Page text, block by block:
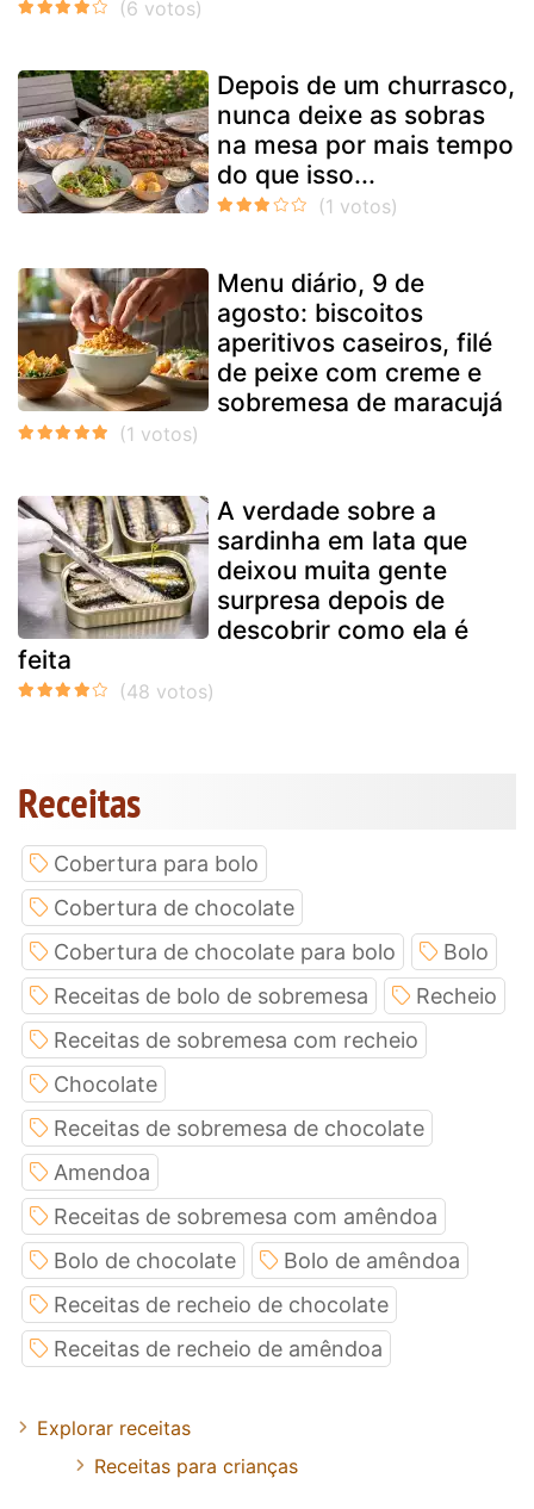
Depois de um churrasco,
nunca deixe as sobras
na mesa por mais tempo
do que isso...
Menu diário, 9 de
agosto: biscoitos
aperitivos caseiros, filé
de peixe com creme e
sobremesa de maracujá
A verdade sobre a
sardinha em lata que
deixou muita gente
surpresa depois de
descobrir como ela é
feita
Receitas
Cobertura para bolo
Cobertura de chocolate
Cobertura de chocolate para bolo
Bolo
Receitas de bolo de sobremesa
Recheio
Receitas de sobremesa com recheio
Chocolate
Receitas de sobremesa de chocolate
Amendoa
Receitas de sobremesa com amêndoa
Bolo de chocolate
Bolo de amêndoa
Receitas de recheio de chocolate
Receitas de recheio de amêndoa
Explorar receitas
Receitas para crianças